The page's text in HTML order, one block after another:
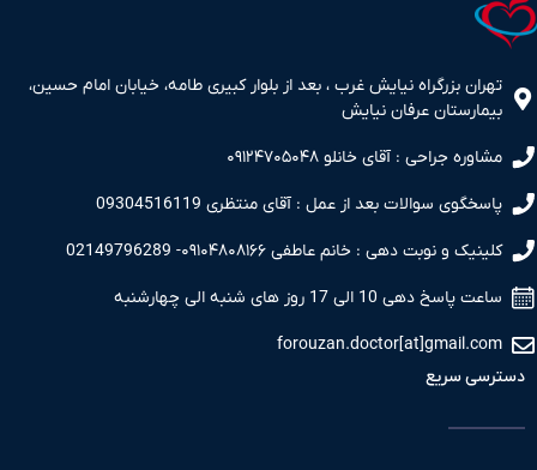
بزرگراه نیایش غرب ، بعد از بلوار کبیری طامه، خیابان امام حسین،
عرفان نیایش
جراحی : آقای خانلو ۰۹۱۲۴۷۰۵۰۴۸
سوالات بعد از عمل : آقای منتظری 09304516119
و نوبت دهی : خانم عاطفی ۰۹۱۰۴۸۰۸۱۶۶- 02149796289
دهی 10 الی 17 روز های شنبه الی چهارشنبه
سریع